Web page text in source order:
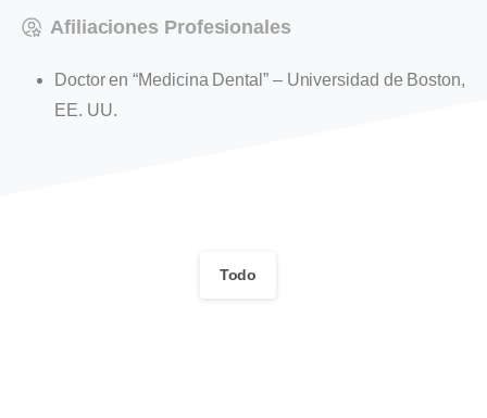
Afiliaciones Profesionales
Doctor en “Medicina Dental” – Universidad de Boston,
EE. UU.
Todo